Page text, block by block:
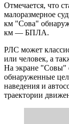
Отмечается, что
малоразмерное
км "Сова"
км — БПЛА.
РЛС может
или человек, а
На экране "Совы"
обнаруженные
наведения и
траектории